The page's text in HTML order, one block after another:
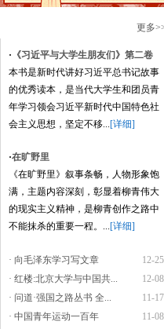
更多
· 《习近平与大学生朋友们》第二卷
本书是新时代讲好习近平总书记故事
的优秀读本，是当代大学生和团员青
年学习领会习近平新时代中国特色社
会主义思想，坚定不移...[详细]
·在旷野里
《在旷野里》叙事条畅，人物形象饱
满，主题内容深刻，彰显着柳青伟大
的现实主义精神，是柳青创作之路中
不能抹杀的重要一程。...[详细]
12-25
· 向毛泽东学习写文章
12-08
· 红楼:北京大学与中国共...
11-17
· 问道·强国之路丛书 全...
11-08
· 中国青年运动一百年